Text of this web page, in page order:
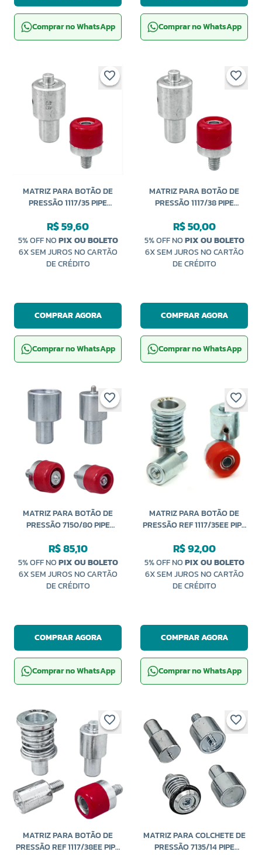
Comprar no WhatsApp Comprar no WhatsApp
MATRIZ PARA BOTÃO DE
PRESSÃO 1117/35 PIPE
R$ 59,60
5% OFF NOPIX OU BOLETO
6X SEM JUROS NO CARTÃO
DE CRÉDITO
COMPRAR AGORA
Comprar no WhatsApp
MATRIZ PARA BOTÃO DE
PRESSÃO 1117/38 PIPE
R$ 50,00
5% OFF NOPIX OU BOLETO
6X SEM JUROS NO CARTÃO
DE CRÉDITO
COMPRAR AGORA
Comprar no WhatsApp
MATRIZ PARA BOTÃO DE
PRESSÃO 7150/80 PIPE
R$ 85,10
5% OFF NOPIX OU BOLETO
6X SEM JUROS NO CARTÃO
DE CRÉDITO
COMPRAR AGORA
Comprar no WhatsApp
MATRIZ PARA BOTÃO DE
PRESSÃO REF 1117/35EE PIPE
R$ 92,00
5% OFF NOPIX OU BOLETO
6X SEM JUROS NO CARTÃO
DE CRÉDITO
COMPRAR AGORA
Comprar no WhatsApp
MATRIZ PARA BOTÃO DE
PRESSÃO REF 1117/38EE PIPE
MATRIZ PARA COLCHETE DE
PRESSÃO 7135/14 PIPE